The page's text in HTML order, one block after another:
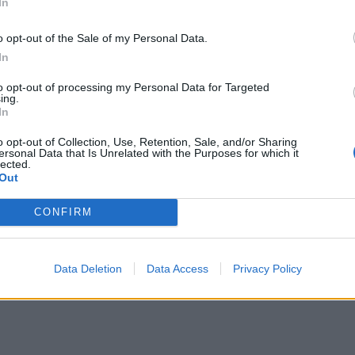
opt-out of the Sale of my Personal Data.
opt-out of processing my Personal Data for Targeted
opt-out of Collection, Use, Retention, Sale, and/or Sharing
Data that Is Unrelated with the Purposes for which it
CONFIRM
Data Deletion Data Access Privacy Policy
κοινότητάς μας. Με τέτοιες πρωτοβουλίες,
ανθρώπινο δυναμικό και ενισχύουμε την
και την καινοτομία της, εξάγει το 50%
σε πέντε ηπείρους και συνεχίζει να επενδύει
κορυφαία θέση στον ελληνικό κλάδο